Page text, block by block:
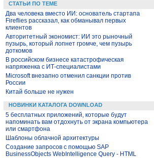
СТАТЬИ ПО ТЕМЕ
Два человека вместо ИИ: основатель стартапа
Fireflies рассказал, как обманывал первых
клиентов
Авторитетный экономист: ИИ это рыночный
пузырь, который лопнет громче, чем пузырь
доткомов
В российском бизнесе катастрофическая
напряженка с ИТ-специалистами
Microsoft внезапно отменил санкции против
России
Китай больше не нужен
НОВИНКИ КАТАЛОГА DOWNLOAD
5 бесплатных приложений, которые будут
напоминать вам отдохнуть от экрана компьютера
или смартфона
Шаблоны облачной архитектуры
Создание запросов с помощью SAP
BusinessObjects WebIntelligence Query - HTML